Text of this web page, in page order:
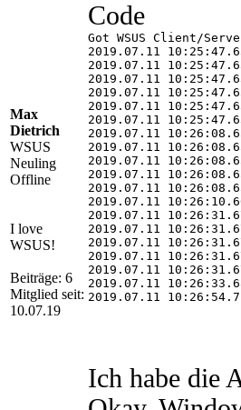
Max
Dietrich
WSUS
Neuling
Offline
I love
WSUS!
Beiträge: 6
Mitglied seit:
10.07.19
Code
Got WSUS Client/
2019.07.11
2019.07.11
2019.07.11
2019.07.11
2019.07.11
2019.07.11
2019.07.11
2019.07.11
2019.07.11
2019.07.11
2019.07.11
2019.07.11
2019.07.11
2019.07.11
2019.07.11
2019.07.11
2019.07.11
2019.07.11
2019.07.11
2019.07.11
2019.07.11
2019.07.11
Ich habe die